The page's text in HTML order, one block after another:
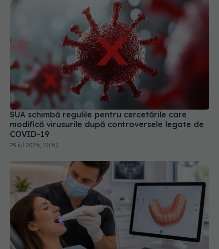
SUA schimbă regulile pentru cercetările care
modifică virusurile după controversele legate de
COVID-19
29 iul 2026, 20:52